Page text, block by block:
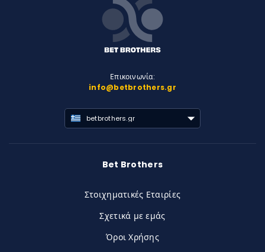
Επικοινωνία:
info@betbrothers.gr
betbrothers.gr
Bet Brothers
Στοιχηματικές Εταιρίες
Σχετικά με εμάς
Όροι Χρήσης